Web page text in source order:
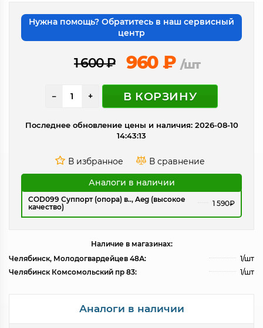
Нужна помощь? Обратитесь в наш сервисный
центр
1 600₽ 960 ₽ /шт
− + В КОРЗИНУ
Последнее обновление цены и наличия: 2026-08-10
14:43:13
Аналоги в наличии
COD099 Суппорт (опора) в.., Aeg (высокое
качество)
1 590₽
Наличие в магазинах:
Челябинск, Молодогвардейцев 48А:
1/шт
Челябинск Комсомольский пр 83:
1/шт
Аналоги в наличии